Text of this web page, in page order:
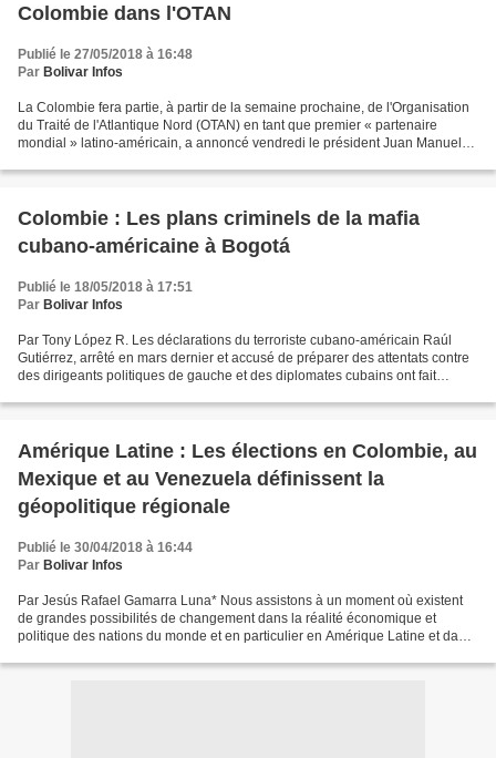
Colombie dans l'OTAN
Publié le 27/05/2018 à 16:48
Par Bolivar Infos
La Colombie fera partie, à partir de la semaine prochaine, de l'Organisation
du Traité de l'Atlantique Nord (OTAN) en tant que premier « partenaire
mondial » latino-américain, a annoncé vendredi le président Juan Manuel
Colombie : Les plans criminels de la mafia
cubano-américaine à Bogotá
Publié le 18/05/2018 à 17:51
Par Bolivar Infos
Par Tony López R. Les déclarations du terroriste cubano-américain Raúl
Gutiérrez, arrêté en mars dernier et accusé de préparer des attentats contre
des dirigeants politiques de gauche et des diplomates cubains ont fait
Amérique Latine : Les élections en Colombie, au
Mexique et au Venezuela définissent la
géopolitique régionale
Publié le 30/04/2018 à 16:44
Par Bolivar Infos
Par Jesús Rafael Gamarra Luna* Nous assistons à un moment où existent
de grandes possibilités de changement dans la réalité économique et
politique des nations du monde et en particulier en Amérique Latine et dans